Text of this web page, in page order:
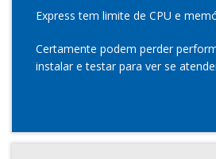
Express tem limite de CPU e
Certamente podem perder
instalar e testar para ver se